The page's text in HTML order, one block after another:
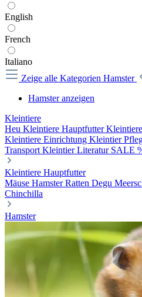
English
French
Italiano
Zeige alle Kategorien Hamster
Hamster anzeigen
Kleintiere
Heu Kleintiere Hauptfutter
Kleintiere Einrichtung Kleintier
Transport Kleintier Literatur SALE
Kleintiere Hauptfutter
Mäuse HamsterRatten Degu
Chinchilla
Hamster